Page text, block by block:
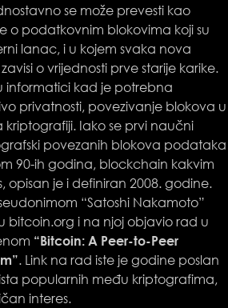
se može prevesti kao
o podatkovnim blokovima koji su
lanac, i u kojem svaka nova
o vrijednosti prve starije karike.
informatici kad je potrebna
privatnosti, povezivanje blokova u
Iako se prvi naučni
povezanih blokova podataka
90-ih godina, blockchain kakvim
je i definiran 2008. godine.
“Satoshi Nakamoto”
bitcoin.org i na njoj objavio rad u
“Bitcoin: A Peer-to-Peer
. Link na rad iste je godine poslan
popularnih među kriptografima,
interes.